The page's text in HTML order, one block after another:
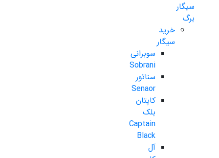
سیگار
برگ
خرید
سیگار
سوبرانی
Sobrani
سناتور
Senaor
کاپتان
بلک
Captain
Black
آل